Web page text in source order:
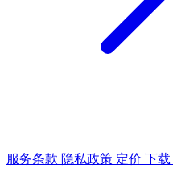
服务条款 隐私政策 定价 下载